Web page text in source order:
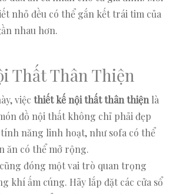
nhỏ đều có thể gắn kết trái tim của
nhau hơn.
Thất Thân Thiện
việc thiết kế nội thất thân thiện là
đồ nội thất không chỉ phải đẹp
năng linh hoạt, như sofa có thể
ăn có thể mở rộng.
đóng một vai trò quan trọng
khí ấm cúng. Hãy lắp đặt các cửa sổ